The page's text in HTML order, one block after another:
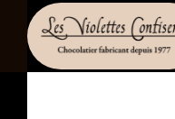
principal